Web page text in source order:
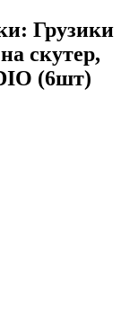
Грузики
скутер,
(6шт)